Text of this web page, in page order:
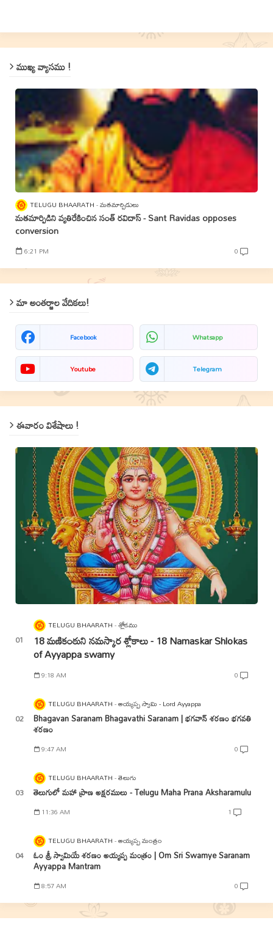
ముఖ్య వ్యాసము !
TELUGU BHAARATH మతమార్పిడులు
మతమార్పిడిని వ్యతిరేకించిన సంత్‌ రవిదాస్‌ - Sant Ravidas opposes
conversion
6:21 PM 0
మా అంతర్జాల వేదికలు!
Facebook Whatsapp
Youtube Telegram
ఈవారం విశేషాలు !
TELUGU BHAARATH శ్లోకము
18 మణికంఠుని నమస్కార శ్లోకాలు - 18 Namaskar Shlokas
of Ayyappa swamy
9:18 AM 0
TELUGU BHAARATH అయ్యప్ప స్వామి - Lord Ayyappa
Bhagavan Saranam Bhagavathi Saranam | భగవాన్ శరణం భగవతి
శరణం
9:47 AM 0
TELUGU BHAARATH తెలుగు
తెలుగులో మహా ప్రాణ అక్షరములు - Telugu Maha Prana Aksharamulu
11:36 AM 1
TELUGU BHAARATH అయ్యప్ప మంత్రం
ఓం శ్రీ స్వామియే శరణం అయ్యప్ప మంత్రం | Om Sri Swamye Saranam
Ayyappa Mantram
8:57 AM 0